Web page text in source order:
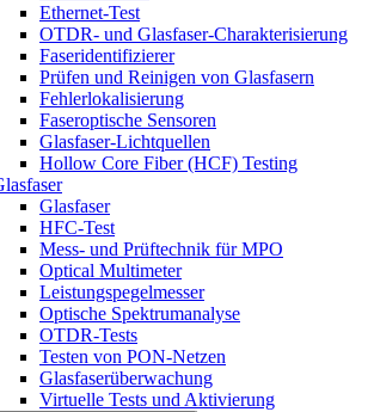
Ethernet-Test
OTDR- und Glasfaser-Charakterisierung
Faseridentifizierer
Prüfen und Reinigen von Glasfasern
Fehlerlokalisierung
Faseroptische Sensoren
Glasfaser-Lichtquellen
Hollow Core Fiber (HCF) Testing
Glasfaser
HFC-Test
Mess- und Prüftechnik für MPO
Optical Multimeter
Leistungspegelmesser
Optische Spektrumanalyse
OTDR-Tests
Testen von PON-Netzen
Glasfaserüberwachung
Virtuelle Tests und Aktivierung